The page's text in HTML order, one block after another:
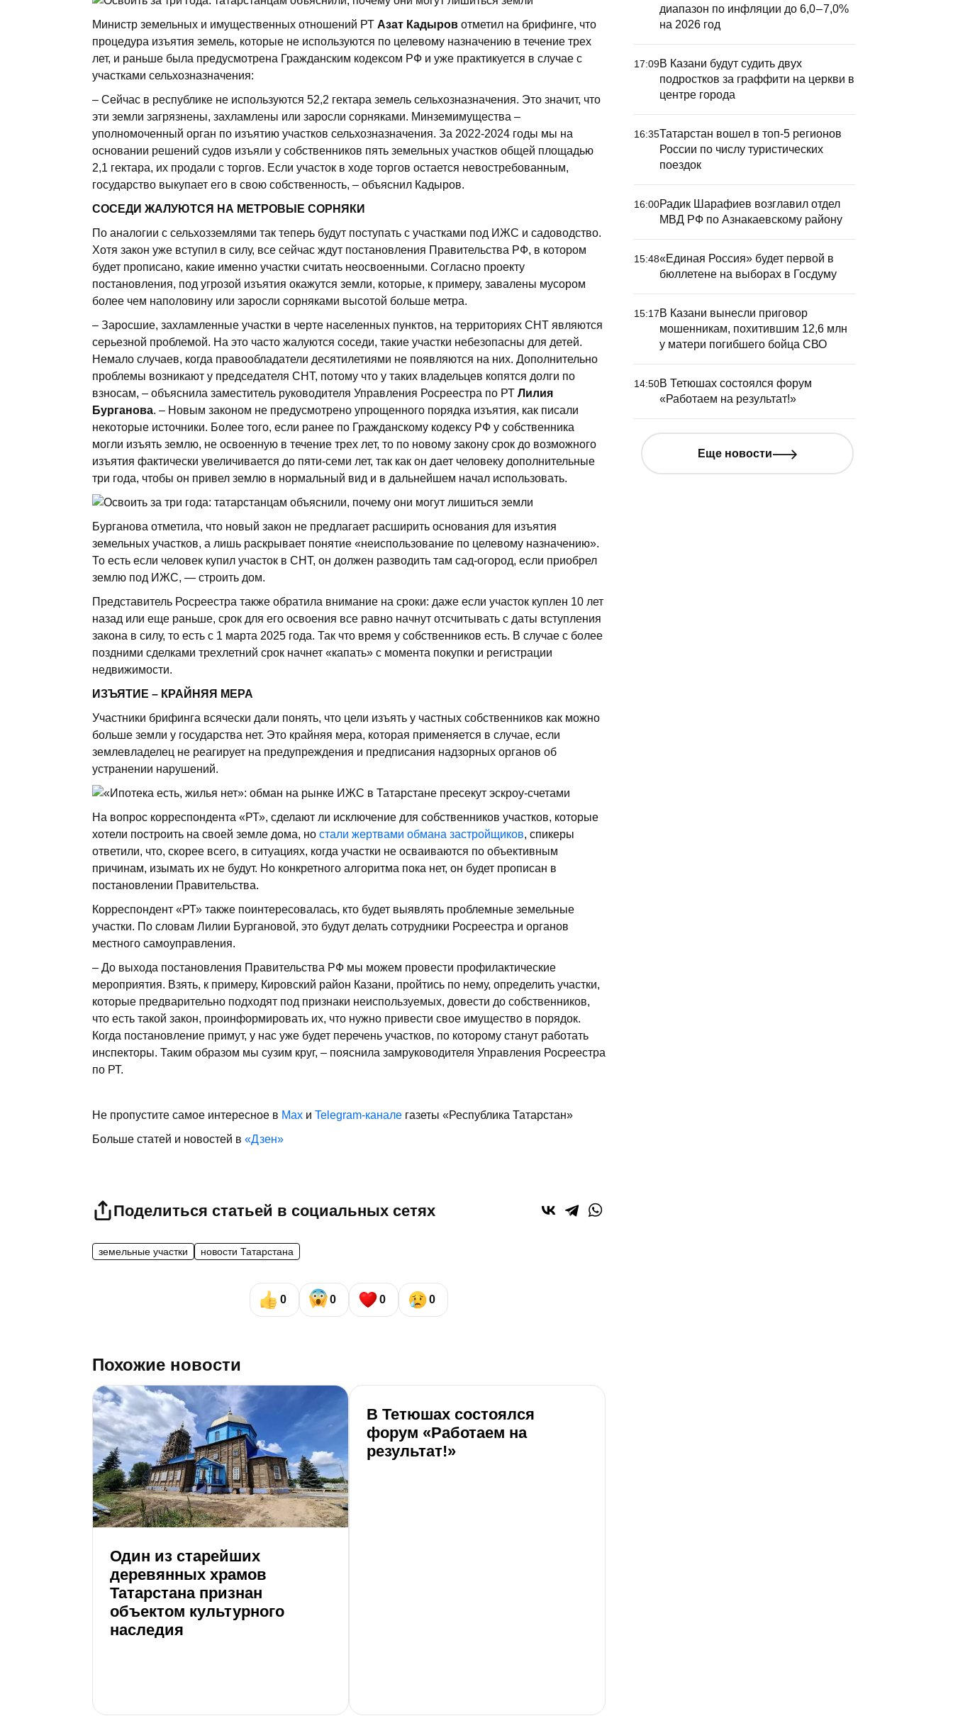
Министр земельных и имущественных отношений РТ Азат Кадыров отметил на брифинге, что
процедура изъятия земель, которые не используются по целевому назначению в течение трех
лет, и раньше была предусмотрена Гражданским кодексом РФ и уже практикуется в случае с
участками сельхозназначения:
– Сейчас в республике не используются 52,2 гектара земель сельхозназначения. Это значит, что
эти земли загрязнены, захламлены или заросли сорняками. Минземимущества –
уполномоченный орган по изъятию участков сельхозназначения. За 2022-2024 годы мы на
основании решений судов изъяли у собственников пять земельных участков общей площадью
2,1 гектара, их продали с торгов. Если участок в ходе торгов остается невостребованным,
государство выкупает его в свою собственность, – объяснил Кадыров.
СОСЕДИ ЖАЛУЮТСЯ НА МЕТРОВЫЕ СОРНЯКИ
По аналогии с сельхозземлями так теперь будут поступать с участками под ИЖС и садоводство.
Хотя закон уже вступил в силу, все сейчас ждут постановления Правительства РФ, в котором
будет прописано, какие именно участки считать неосвоенными. Согласно проекту
постановления, под угрозой изъятия окажутся земли, которые, к примеру, завалены мусором
более чем наполовину или заросли сорняками высотой больше метра.
– Заросшие, захламленные участки в черте населенных пунктов, на территориях СНТ являются
серьезной проблемой. На это часто жалуются соседи, такие участки небезопасны для детей.
Немало случаев, когда правообладатели десятилетиями не появляются на них. Дополнительно
проблемы возникают у председателя СНТ, потому что у таких владельцев копятся долги по
взносам, – объяснила заместитель руководителя Управления Росреестра по РТ Лилия
Бурганова. – Новым законом не предусмотрено упрощенного порядка изъятия, как писали
некоторые источники. Более того, если ранее по Гражданскому кодексу РФ у собственника
могли изъять землю, не освоенную в течение трех лет, то по новому закону срок до возможного
изъятия фактически увеличивается до пяти-семи лет, так как он дает человеку дополнительные
три года, чтобы он привел землю в нормальный вид и в дальнейшем начал использовать.
Бурганова отметила, что новый закон не предлагает расширить основания для изъятия
земельных участков, а лишь раскрывает понятие «неиспользование по целевому назначению».
То есть если человек купил участок в СНТ, он должен разводить там сад-огород, если приобрел
землю под ИЖС, — строить дом.
Представитель Росреестра также обратила внимание на сроки: даже если участок куплен 10 лет
назад или еще раньше, срок для его освоения все равно начнут отсчитывать с даты вступления
закона в силу, то есть с 1 марта 2025 года. Так что время у собственников есть. В случае с более
поздними сделками трехлетний срок начнет «капать» с момента покупки и регистрации
недвижимости.
ИЗЪЯТИЕ – КРАЙНЯЯ МЕРА
Участники брифинга всячески дали понять, что цели изъять у частных собственников как можно
больше земли у государства нет. Это крайняя мера, которая применяется в случае, если
землевладелец не реагирует на предупреждения и предписания надзорных органов об
устранении нарушений.
На вопрос корреспондента «РТ», сделают ли исключение для собственников участков, которые
хотели построить на своей земле дома, но стали жертвами обмана застройщиков, спикеры
ответили, что, скорее всего, в ситуациях, когда участки не осваиваются по объективным
причинам, изымать их не будут. Но конкретного алгоритма пока нет, он будет прописан в
постановлении Правительства.
Корреспондент «РТ» также поинтересовалась, кто будет выявлять проблемные земельные
участки. По словам Лилии Бургановой, это будут делать сотрудники Росреестра и органов
местного самоуправления.
– До выхода постановления Правительства РФ мы можем провести профилактические
мероприятия. Взять, к примеру, Кировский район Казани, пройтись по нему, определить участки,
которые предварительно подходят под признаки неиспользуемых, довести до собственников,
что есть такой закон, проинформировать их, что нужно привести свое имущество в порядок.
Когда постановление примут, у нас уже будет перечень участков, по которому станут работать
инспекторы. Таким образом мы сузим круг, – пояснила замруководителя Управления Росреестра
по РТ.
Не пропустите самое интересное в Max и Telegram-канале газеты «Республика Татарстан»
Больше статей и новостей в «Дзен»
Поделиться статьей в социальных сетях
земельные участки новости Татарстана
0 0 0 0
Похожие новости
Один из старейших
деревянных храмов
Татарстана признан
объектом культурного
наследия
В Тетюшах состоялся
форум «Работаем на
результат!»
диапазон по инфляции до 6,0 – 7,0%
на 2026 год
17:09В Казани будут судить двух
подростков за граффити на церкви в
центре города
16:35Татарстан вошел в топ-5 регионов
России по числу туристических
поездок
16:00Радик Шарафиев возглавил отдел
МВД РФ по Азнакаевскому району
15:48«Единая Россия» будет первой в
бюллетене на выборах в Госдуму
15:17В Казани вынесли приговор
мошенникам, похитившим 12,6 млн
у матери погибшего бойца СВО
14:50В Тетюшах состоялся форум
«Работаем на результат!»
Еще новости